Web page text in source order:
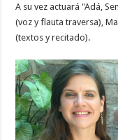
A su vez actuará "Adá,
(voz y flauta traversa),
(textos y recitado).